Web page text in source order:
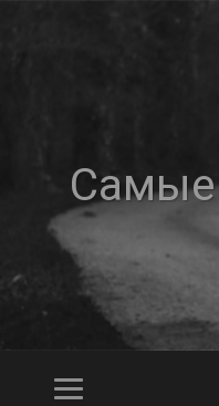
Самые